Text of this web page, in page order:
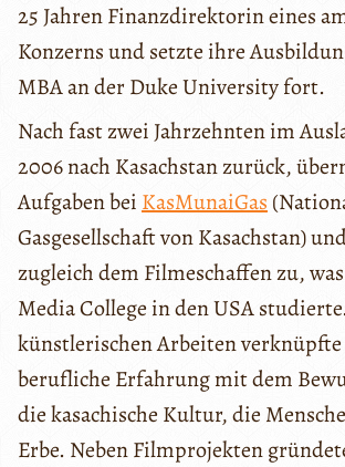
25 Jahren Finanzdirektorin eines
Konzerns und setzte ihre
MBA an der Duke University fort.
Nach fast zwei Jahrzehnten im
2006 nach Kasachstan zurück,
Aufgaben bei KasMunaiGas
Gasgesellschaft von Kasachstan)
zugleich dem Filmeschaffen zu,
Media College in den USA
künstlerischen Arbeiten
berufliche Erfahrung mit dem
die kasachische Kultur, die
Erbe. Neben Filmprojekten